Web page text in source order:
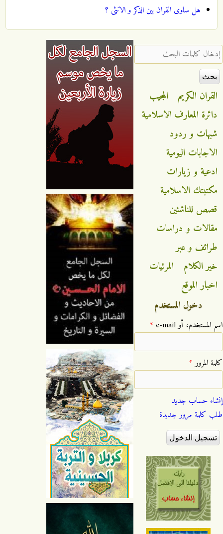
هل ساوى القران بين الذكر و الانثى ؟
‏إدخال كلمات البحث ‏
القران الكريم
المجيب
دائرة المعارف الاسلامية
شبهات و ردود
الاجابات اليومية
ادعية و زيارات
مكتبتك الاسلامية
قصص للناشئين
مقالات و دراسات
طرائف و عبر
خير الكلام
المرئيات
اخبار الموقع
دخول المستخدم
‏اسم المستخدم، أو e-mail ‏ *
‏كلمة المرور ‏*
إنشاء حساب جديد
طلب كلمة مرور جديدة